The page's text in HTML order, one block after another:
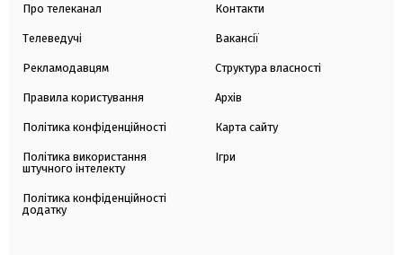
Про телеканал
Телеведучі
Рекламодавцям
Правила користування
Політика конфіденційності
Політика використання
штучного інтелекту
Політика конфіденційності
додатку
Контакти
Вакансії
Структура власності
Архів
Карта сайту
Ігри